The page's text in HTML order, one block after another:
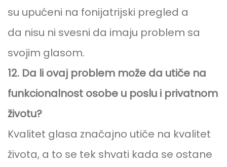
su upućeni na fonijatrijski pregled a
da nisu ni svesni da imaju problem sa
svojim glasom.
12. Da li ovaj problem može da utiče na
funkcionalnost osobe u poslu i privatnom
životu?
Kvalitet glasa značajno utiče na kvalitet
života, a to se tek shvati kada se ostane